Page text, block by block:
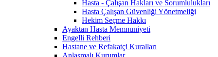
Hasta - Çalışan Hakları ve Sorumlulukları
Hasta Çalışan Güvenliği Yönetmeliği
Hekim Seçme Hakkı
Ayaktan Hasta Memnuniyeti
Engelli Rehberi
Hastane ve Refakatçi Kuralları
Anlaşmalı Kurumlar